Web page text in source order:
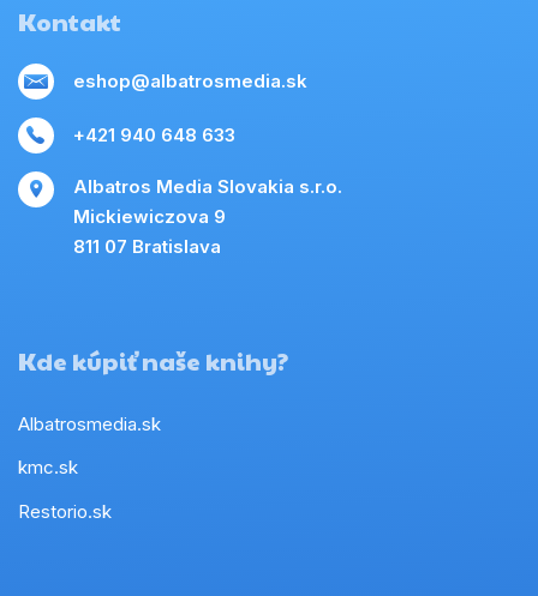
Kontakt
eshop@albatrosmedia.sk
+421 940 648 633
Albatros Media Slovakia s.r.o.
Mickiewiczova 9
811 07 Bratislava
Kde kúpiť naše knihy?
Albatrosmedia.sk
kmc.sk
Restorio.sk